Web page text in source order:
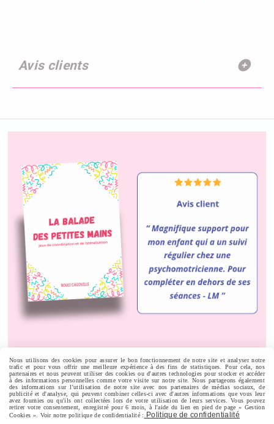
Avis clients
Facebook est désactivé. Autoriser
MENTIONS LÉGALES CONDITIONS GÉNÉRALES DE VENTE
Nous utilisons des cookies pour assurer le bon fonctionnement de notre site et analyser notre
trafic et pour vous offrir une meilleure expérience à des fins de statistiques. Pour cela, nos
partenaires et nous peuvent utiliser des cookies ou d'autres technologies pour stocker et accéder
à des informations personnelles comme votre visite sur notre site. Nous partageons également
des informations sur l'utilisation de notre site avec nos partenaires de médias sociaux, de
publicité et d'analyse, qui peuvent combiner celles-ci avec d'autres informations que vous leur
avez fournies ou qu'ils ont collectées lors de votre utilisation de leurs services. Vous pouvez
retirer votre consentement, enregistré pour 6 mois, à l'aide du lien en pied de page « Gestion
Cookies ». Voir notre politique de confidentialité :
Politique de confidentialité